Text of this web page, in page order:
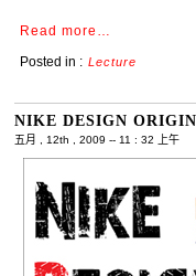
Read more…
Posted in : Lecture
NIKE DESIGN
五月 , 12th , 2009 -- 11 : 32 上午